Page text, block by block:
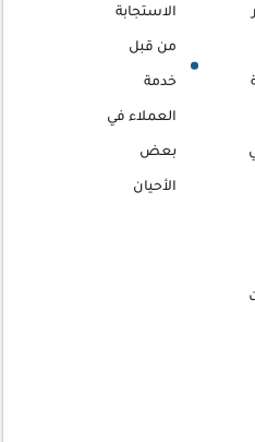
الاستجابة
من قبل
خدمة
العملاء في
بعض
الأحيان